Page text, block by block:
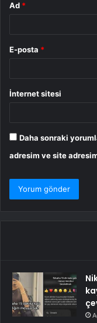
Ad *
E-posta *
İnternet sitesi
Daha sonraki
adresim ve site